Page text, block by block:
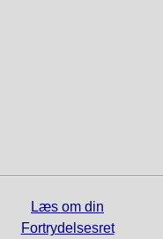
Læs om din
Fortrydelsesret